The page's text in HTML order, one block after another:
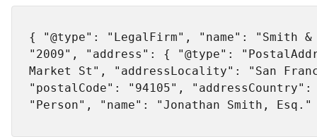
{ "@type": "LegalFirm", "name": "Smith
"2009", "address": { "@type":
Market St", "addressLocality": "San
"postalCode": "94105",
"Person", "name": "Jonathan Smith,